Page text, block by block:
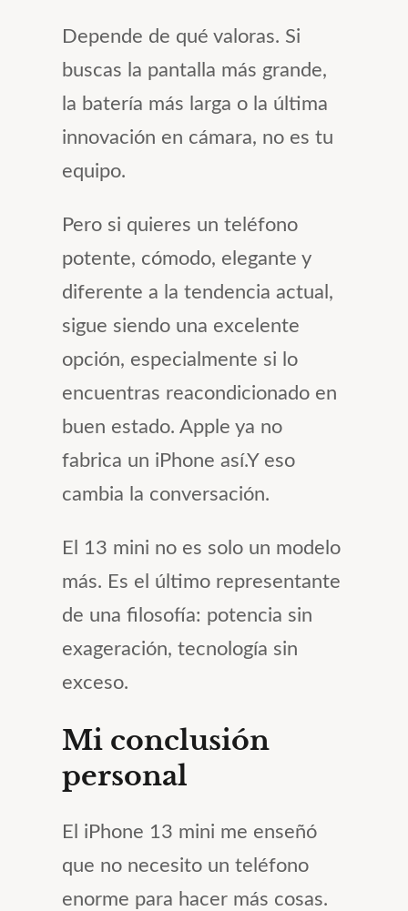
Depende de qué valoras. Si
buscas la pantalla más grande,
la batería más larga o la última
innovación en cámara, no es tu
equipo.
Pero si quieres un teléfono
potente, cómodo, elegante y
diferente a la tendencia actual,
sigue siendo una excelente
opción, especialmente si lo
encuentras reacondicionado en
buen estado. Apple ya no
fabrica un iPhone así.Y eso
cambia la conversación.
El 13 mini no es solo un modelo
más. Es el último representante
de una filosofía: potencia sin
exageración, tecnología sin
exceso.
Mi conclusión
personal
El iPhone 13 mini me enseñó
que no necesito un teléfono
enorme para hacer más cosas.